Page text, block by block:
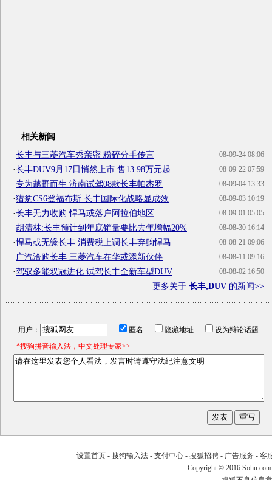
相关新闻
08-09-24 08:06
·长丰与三菱汽车秀亲密 粉碎分手传言
08-09-22 07:59
·长丰DUV9月17日悄然上市 售13.98万元起
08-09-04 13:33
·专为越野而生 济南试驾08款长丰帕杰罗
08-09-03 10:19
·猎豹CS6登福布斯 长丰国际化战略显成效
08-09-01 05:05
·长丰无力收购 悍马或落户阿拉伯地区
08-08-30 16:14
·胡清林:长丰预计到年底销量要比去年增幅20%
08-08-21 09:06
·悍马或无缘长丰 消费税上调长丰弃购悍马
08-08-11 09:16
· 广汽洽购长丰 三菱汽车在华或添新伙伴
08-08-02 16:50
·驾驭多能双冠进化 试驾长丰全新车型DUV
更多关于 长丰,DUV 的新闻>>
用户： 匿名 隐藏地址
设为辩论话题
*搜狗拼音输入法，中文处理专家>>
设置首页- 搜狗输入法- 支付中心- 搜狐招聘- 广告服务 - 客
Copyright © 2016